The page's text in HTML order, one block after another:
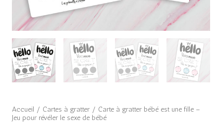
Accueil / Cartes à gratter/ Carte à gratter bébé est une fille –
Jeu pour révéler le sexe de bébé
pour
révéler
le
de